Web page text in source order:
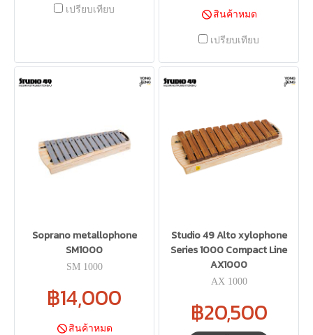
เปรียบเทียบ สินค้าหมด
เปรียบเทียบ
Soprano metallophone
SM1000
SM 1000
฿14,000
สินค้าหมด
Studio 49 Alto xylophone
Series 1000 Compact Line
AX1000
AX 1000
฿20,500